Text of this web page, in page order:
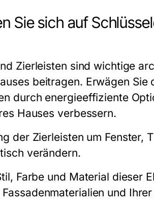
Sie sich auf
Zierleisten sind wichtige
beitragen. Erwägen
durch energieeffiziente
Hauses verbessern.
der Zierleisten um Fenster,
verändern.
Farbe und Material dieser
und